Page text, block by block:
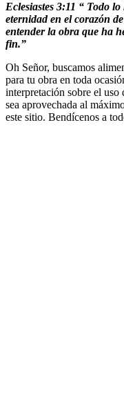
Eclesiastes 3:11 “ Todo lo
eternidad en el corazón
entender la obra que ha
fin.”
Oh Señor, buscamos
para tu obra en toda
interpretación sobre el
sea aprovechada al
este sitio. Bendícenos a